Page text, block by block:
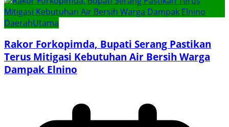
DaerahUtama
Rakor Forkopimda, Bupati Serang Pastikan
Terus Mitigasi Kebutuhan Air Bersih Warga
Dampak Elnino